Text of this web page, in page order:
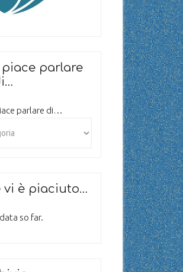
parlare
parlare di…
vi è piaciuto…
so far.